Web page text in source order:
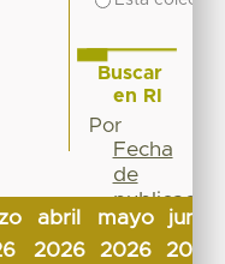
abril
2026
mayo
2026
junio
2026
Buscar
en RI
Por
Fecha
de
publicación
Autor
Título